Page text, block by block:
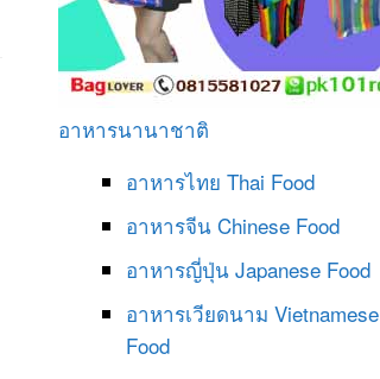
อาหารนานาชาติ
อาหารไทย Thai Food
อาหารจีน Chinese Food
อาหารญี่ปุ่น Japanese Food
อาหารเวียดนาม Vietnamese
Food